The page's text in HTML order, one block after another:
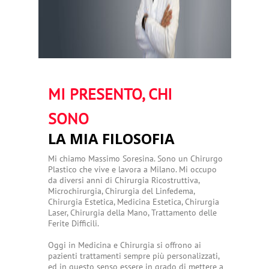
MI PRESENTO, CHI
SONO
LA MIA FILOSOFIA
Mi chiamo Massimo Soresina. Sono un Chirurgo
Plastico che vive e lavora a Milano. Mi occupo
da diversi anni di Chirurgia Ricostruttiva,
Microchirurgia, Chirurgia del Linfedema,
Chirurgia Estetica, Medicina Estetica, Chirurgia
Laser, Chirurgia della Mano, Trattamento delle
Ferite Difficili.
Oggi in Medicina e Chirurgia si offrono ai
pazienti trattamenti sempre più personalizzati,
ed in questo senso essere in grado di mettere a